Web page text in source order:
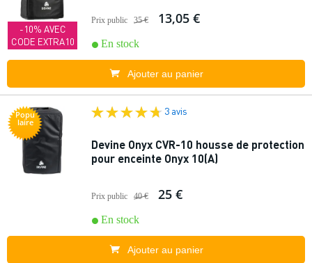
-10% AVEC
CODE EXTRA10
Prix public 35 € 13,05 €
En stock
Ajouter au panier
Popu
laire
3 avis
Devine Onyx CVR-10 housse de protection
pour enceinte Onyx 10(A)
Prix public 40 € 25 €
En stock
Ajouter au panier